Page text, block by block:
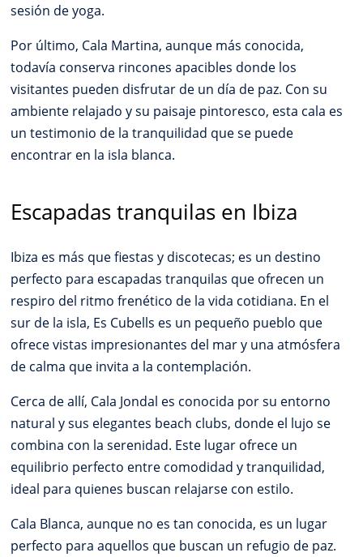
sesión de yoga.
Por último, Cala Martina, aunque más conocida,
todavía conserva rincones apacibles donde los
visitantes pueden disfrutar de un día de paz. Con su
ambiente relajado y su paisaje pintoresco, esta cala es
un testimonio de la tranquilidad que se puede
encontrar en la isla blanca.
Escapadas tranquilas en Ibiza
Ibiza es más que fiestas y discotecas; es un destino
perfecto para escapadas tranquilas que ofrecen un
respiro del ritmo frenético de la vida cotidiana. En el
sur de la isla, Es Cubells es un pequeño pueblo que
ofrece vistas impresionantes del mar y una atmósfera
de calma que invita a la contemplación.
Cerca de allí, Cala Jondal es conocida por su entorno
natural y sus elegantes beach clubs, donde el lujo se
combina con la serenidad. Este lugar ofrece un
equilibrio perfecto entre comodidad y tranquilidad,
ideal para quienes buscan relajarse con estilo.
Cala Blanca, aunque no es tan conocida, es un lugar
perfecto para aquellos que buscan un refugio de paz.